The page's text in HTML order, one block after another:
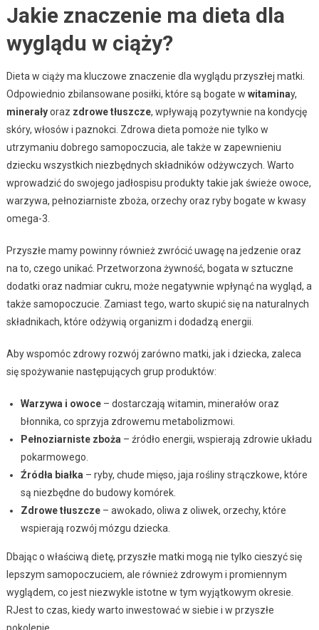
Jakie znaczenie ma dieta dla
wyglądu w ciąży?
Dieta w ciąży ma kluczowe znaczenie dla wyglądu przyszłej matki.
Odpowiednio zbilansowane posiłki, które są bogate w witaminay,
minerałyoraz zdrowe tłuszcze, wpływają pozytywnie na kondycję
skóry, włosów i paznokci. Zdrowa dieta pomoże nie tylko w
utrzymaniu dobrego samopoczucia, ale także w zapewnieniu
dziecku wszystkich niezbędnych składników odżywczych. Warto
wprowadzić do swojego jadłospisu produkty takie jak świeże owoce,
warzywa, pełnoziarniste zboża, orzechy oraz ryby bogate w kwasy
omega-3.
Przyszłe mamy powinny również zwrócić uwagę na jedzenie oraz
na to, czego unikać. Przetworzona żywność, bogata w sztuczne
dodatki oraz nadmiar cukru, może negatywnie wpłynąć na wygląd, a
także samopoczucie. Zamiast tego, warto skupić się na naturalnych
składnikach, które odżywią organizm i dodadzą energii.
Aby wspomóc zdrowy rozwój zarówno matki, jak i dziecka, zaleca
się spożywanie następujących grup produktów:
Warzywa i owoce– dostarczają witamin, minerałów oraz
błonnika, co sprzyja zdrowemu metabolizmowi.
Pełnoziarniste zboża – źródło energii, wspierają zdrowie układu
pokarmowego.
Źródła białka – ryby, chude mięso, jaja rośliny strączkowe, które
są niezbędne do budowy komórek.
Zdrowe tłuszcze– awokado, oliwa z oliwek, orzechy, które
wspierają rozwój mózgu dziecka.
Dbając o właściwą dietę, przyszłe matki mogą nie tylko cieszyć się
lepszym samopoczuciem, ale również zdrowym i promiennym
wyglądem, co jest niezwykle istotne w tym wyjątkowym okresie.
RJest to czas, kiedy warto inwestować w siebie i w przyszłe
pokolenie.